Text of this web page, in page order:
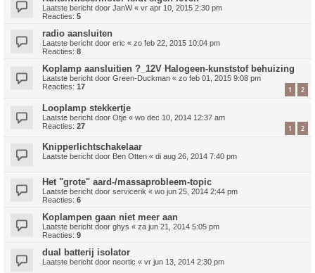
Laatste bericht door JanW« vr apr 10, 2015 2:30 pm
Reacties: 5
radio aansluiten
Laatste bericht door eric « zo feb 22, 2015 10:04 pm
Reacties: 8
Koplamp aansluitien ?_12V Halogeen-kunststof behuizing
Laatste bericht door Green-Duckman « zo feb 01, 2015 9:08 pm
Reacties: 17 1 2
Looplamp stekkertje
Laatste bericht door Otje « wo dec 10, 2014 12:37 am
Reacties: 27 1 2
Knipperlichtschakelaar
Laatste bericht door Ben Otten « di aug 26, 2014 7:40 pm
Het "grote" aard-/massaprobleem-topic
Laatste bericht door servicerik « wo jun 25, 2014 2:44 pm
Reacties: 6
Koplampen gaan niet meer aan
Laatste bericht door ghys « za jun 21, 2014 5:05 pm
Reacties: 9
dual batterij isolator
Laatste bericht door neortic « vr jun 13, 2014 2:30 pm